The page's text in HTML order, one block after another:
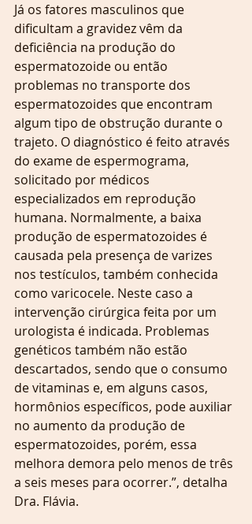
Já os fatores masculinos que
dificultam a gravidez vêm da
deficiência na produção do
espermatozoide ou então
problemas no transporte dos
espermatozoides que encontram
algum tipo de obstrução durante o
trajeto. O diagnóstico é feito através
do exame de espermograma,
solicitado por médicos
especializados em reprodução
humana. Normalmente, a baixa
produção de espermatozoides é
causada pela presença de varizes
nos testículos, também conhecida
como varicocele. Neste caso a
intervenção cirúrgica feita por um
urologista é indicada. Problemas
genéticos também não estão
descartados, sendo que o consumo
de vitaminas e, em alguns casos,
hormônios específicos, pode auxiliar
no aumento da produção de
espermatozoides, porém, essa
melhora demora pelo menos de três
a seis meses para ocorrer.”, detalha
Dra. Flávia.